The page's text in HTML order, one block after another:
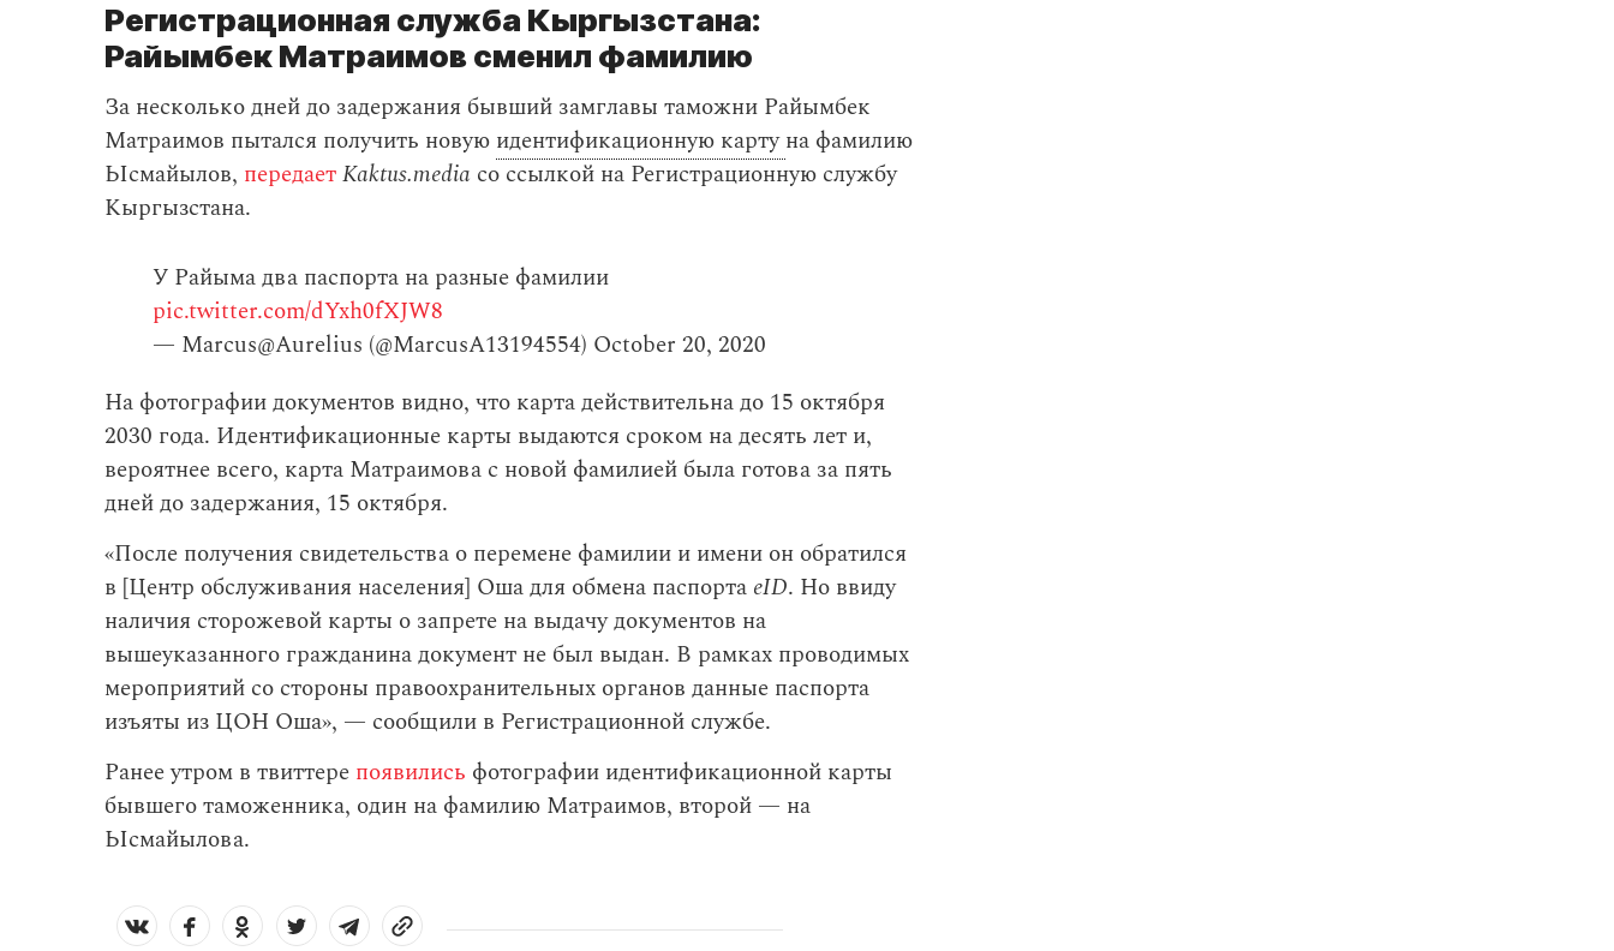
Регистрационная служба Кыргызстана:
Райымбек Матраимов сменил фамилию
За несколько дней до задержания бывший замглавы таможни Райымбек
Матраимов пытался получить новую идентификационную картуна фамилию
Ысмайылов, передаетKaktus.media со ссылкой на Регистрационную службу
Кыргызстана.
У Райыма два паспорта на разные фамилии
pic.twitter.com/dYxh0fXJW8
— Marcus@Aurelius (@MarcusA13194554) October 20, 2020
На фотографии документов видно, что карта действительна до 15 октября
2030 года. Идентификационные карты выдаются сроком на десять лет и,
вероятнее всего, карта Матраимова с новой фамилией была готова за пять
дней до задержания, 15 октября.
«После получения свидетельства о перемене фамилии и имени он обратился
в [Центр обслуживания населения] Оша для обмена паспорта еID. Но ввиду
наличия сторожевой карты о запрете на выдачу документов на
вышеуказанного гражданина документ не был выдан. В рамках проводимых
мероприятий со стороны правоохранительных органов данные паспорта
изъяты из ЦОН Оша», — сообщили в Регистрационной службе.
Ранее утром в твиттере появились фотографии идентификационной карты
бывшего таможенника, один на фамилию Матраимов, второй — на
Ысмайылова.